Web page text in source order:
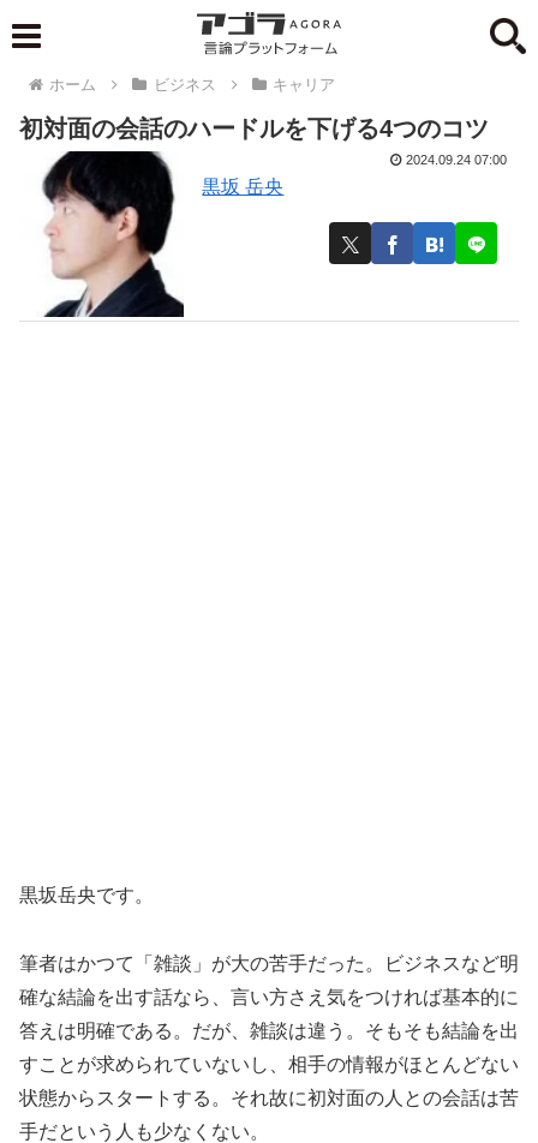
ホーム ビジネス キャリア
初対面の会話のハードルを下げる4つのコツ
黒坂 岳央
2024.09.24 07:00
黒坂岳央です。
筆者はかつて「雑談」が大の苦手だった。ビジネスなど明
確な結論を出す話なら、言い方さえ気をつければ基本的に
答えは明確である。だが、雑談は違う。そもそも結論を出
すことが求められていないし、相手の情報がほとんどない
状態からスタートする。それ故に初対面の人との会話は苦
手だという人も少なくない。